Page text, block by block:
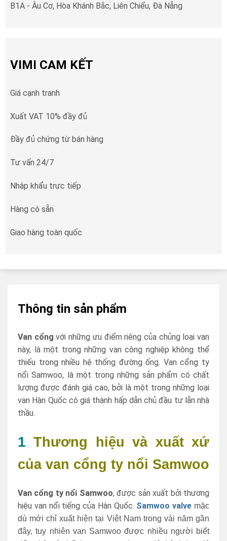
B1A - Âu Cơ, Hòa Khánh Bắc, Liên Chiểu, Đà Nẵng
VIMI CAM KẾT
Giá cạnh tranh
Xuất VAT 10% đầy đủ
Đầy đủ chứng từ bán hàng
Tư vấn 24/7
Nhập khẩu trực tiếp
Hàng có sẵn
Giao hàng toàn quốc
Thông tin sản phẩm
Van cổng với những ưu điểm riêng của chủng loại van
này, là một trong những van công nghiệp không thể
thiếu trong nhiều hệ thống đường ống. Van cổng ty
nổi Samwoo, là một trong những sản phẩm có chất
lượng được đánh giá cao, bởi là một trong những loại
van Hàn Quốc có giá thành hấp dẫn chủ đầu tư lẫn nhà
thầu.
1Thương hiệu và xuất xứ
của van cổng ty nổi Samwoo
Van cổng ty nổi Samwoo, được sản xuất bởi thương
hiệu van nổi tiếng của Hàn Quốc. Samwoo valve mặc
dù mới chỉ xuất hiện tại Việt Nam trong vài năm gần
đây, tuy nhiên van Samwoo được nhiều người biết